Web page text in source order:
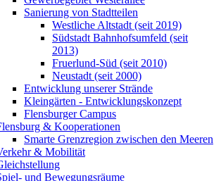
Sanierung von Stadtteilen
Westliche Altstadt (seit 2019)
Südstadt Bahnhofsumfeld (seit
2013)
Fruerlund-Süd (seit 2010)
Neustadt (seit 2000)
Entwicklung unserer Strände
Kleingärten - Entwicklungskonzept
Flensburger Campus
& Kooperationen
Smarte Grenzregion zwischen den Meeren
& Mobilität
und Bewegungsräume